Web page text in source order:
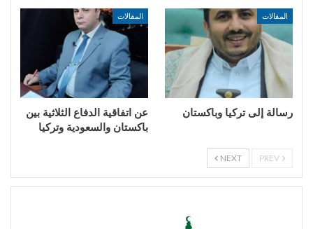
المقالات
رسالة إلى تركيا وباكستان
المقالات
عن اتفاقية الدفاع الثلاثية بين
باكستان والسعودية وتركيا
NEXT